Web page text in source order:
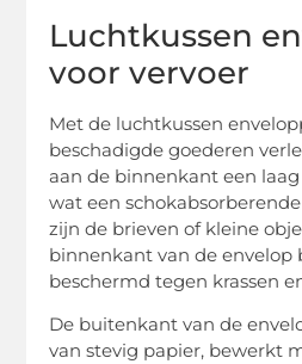
Luchtkussen
voor vervoer
Met de luchtkussen
beschadigde goederen
aan de binnenkant een
wat een
zijn de brieven of kleine
binnenkant van de envelop
beschermd tegen krassen
De buitenkant van de
van stevig papier, bewerkt